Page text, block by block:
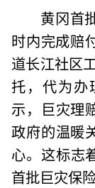
黄冈首
时内完成赔
道长江社区
托，代为办
示，巨灾理
政府的温暖
心。这标志
首批巨灾保